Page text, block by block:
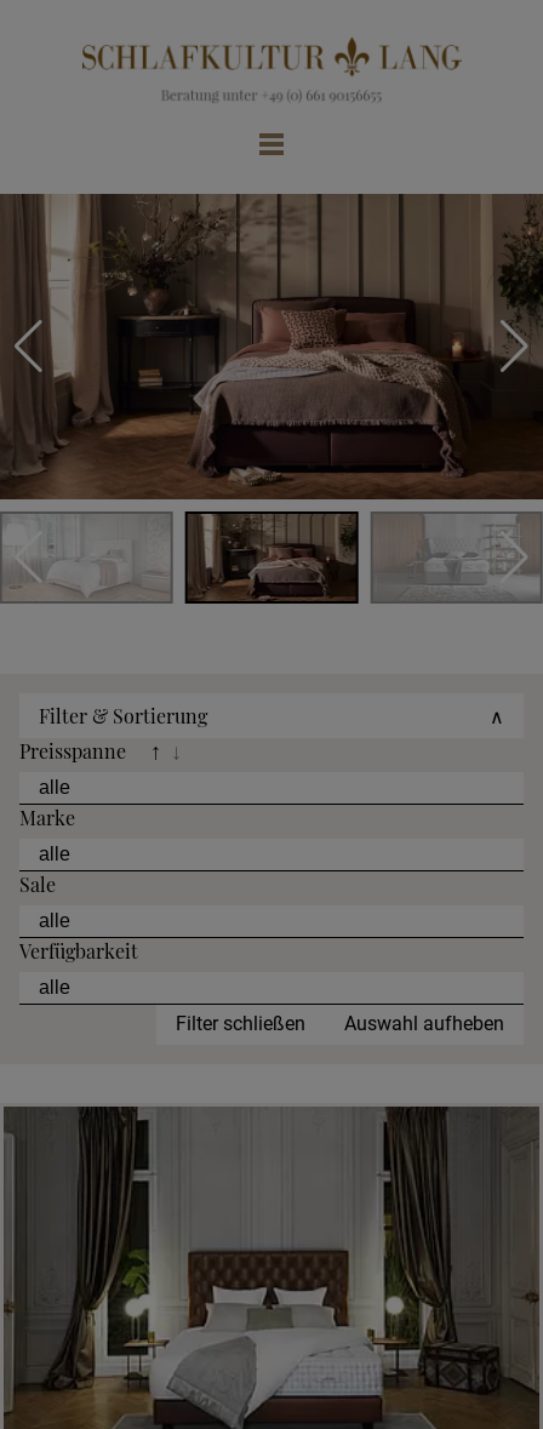
Filter & Sortierung
∧
Preisspanne
↑ ↓
Marke
Sale
Verfügbarkeit
Filter schließen Auswahl aufheben